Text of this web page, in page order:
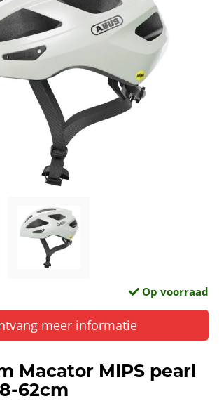
Op voorraad
meer informatie
Macator MIPS pearl
62cm